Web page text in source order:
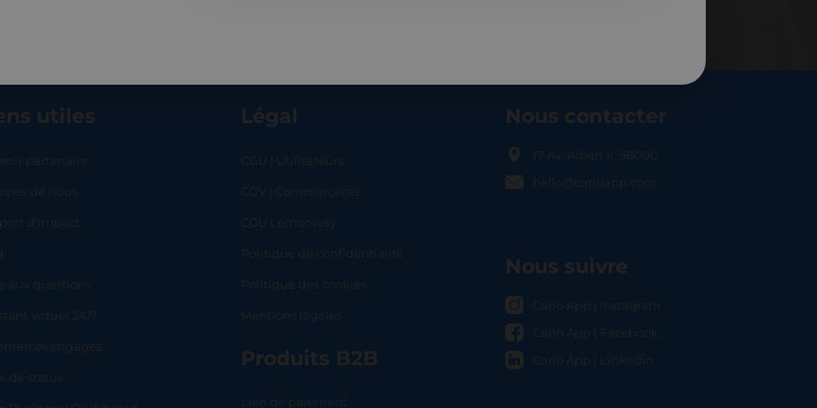
utiles
partenaire
de nous
d’impact
aux questions
virtuel 24/7
engagés
de status
Légal
CGU | Utilisateurs
CGV | Commerçants
CGU Lemonway
Politique de confidentialité
Politique des cookies
Mentions légales
Produits B2B
Lien de paiement
Nous contacter
17 Av. Albert II, 98000
hello@carloapp.com
Nous suivre
Carlo App | Instagram
Carlo App | Facebook
Carlo App | Linkedin
SHOPLOCAL